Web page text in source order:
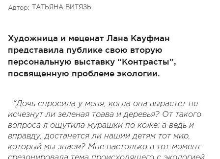
Автор: ТАТЬЯНА ВИТЯЗЬ
Художница и меценат Лана Кауфман
представила публике свою вторую
персональную выставку “Контрасты”,
посвященную проблеме экологии.
“Дочь спросила у меня, когда она вырастет не
исчезнут ли зеленая трава и деревья? От такого
вопроса я ощутила мурашки по коже: а ведь и
вправду, достанется ли нашии детям тот мир,
который мы знаем? Мне настолько в тот момент